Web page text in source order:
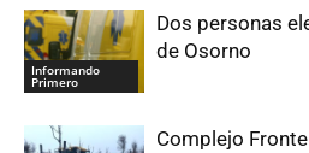
Informando
Primero
Dos personas
de Osorno
Complejo